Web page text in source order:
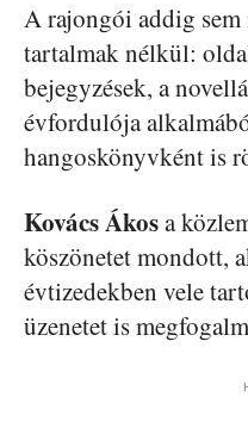
A rajongói addig sem
tartalmak nélkül:
bejegyzések, a
évfordulója
hangoskönyvként is
Kovács Ákosa
köszönetet mondott,
évtizedekben vele
üzenetet is